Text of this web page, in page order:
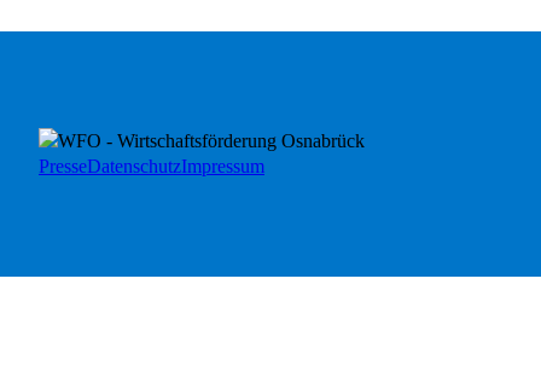
PresseDatenschutzImpressum